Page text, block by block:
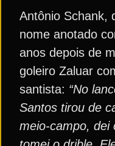
Antônio Schank,
nome anotado
anos depois de
goleiro Zaluar
santista: “No
Santos tirou de
meio-campo, dei